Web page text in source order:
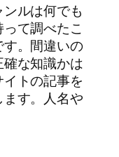
ルは何でも
て調べたこ
。間違いの
な知識かは
トの記事を
す。人名や